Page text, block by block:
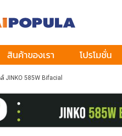
สินค้าของเรา โปรโมชั่น
JINKO 585W Bifacial